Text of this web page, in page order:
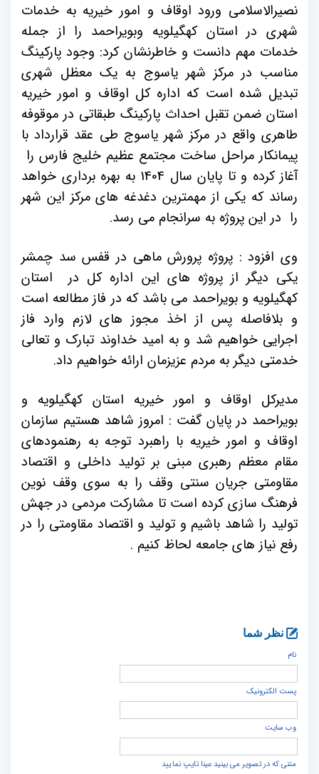
نصیرالاسلامی ورود اوقاف و امور خیریه به خدمات
شهری در استان کهگیلویه وبویراحمد را از جمله
خدمات مهم دانست و خاطرنشان کرد: وجود پارکینگ
مناسب در مرکز شهر یاسوج به یک معظل شهری
تبدیل شده است که اداره کل اوقاف و امور خیریه
استان ضمن تقبل احداث پارکینگ طبقاتی در موقوفه
طاهری واقع در مرکز شهر یاسوج طی عقد قرارداد با
پیمانکار مراحل ساخت مجتمع عظیم خلیج فارس را
آغاز کرده و تا پایان سال 1404 به بهره برداری خواهد
رساند که یکی از مهمترین دغدغه های مرکز این شهر
را در این پروژه به سرانجام می رسد.
وی افزود : پروژه پرورش ماهی در قفس سد چمشر
یکی دیگر از پروژه های این اداره کل در استان
کهگیلویه و بویراحمد می باشد که در فاز مطالعه است
و بلافاصله پس از اخذ مجوز های لازم وارد فاز
اجرایی خواهیم شد و به امید خداوند تبارک و تعالی
خدمتی دیگر به مردم عزیزمان ارائه خواهیم داد.
مدیرکل اوقاف و امور خیریه استان کهگیلویه و
بویراحمد در پایان گفت : امروز شاهد هستیم سازمان
اوقاف و امور خیریه با راهبرد توجه به رهنمودهای
مقام معظم رهبری مبنی بر تولید داخلی و اقتصاد
مقاومتی جریان سنتی وقف را به سوی وقف نوین
فرهنگ سازی کرده است تا مشارکت مردمی در جهش
تولید را شاهد باشیم و تولید و اقتصاد مقاومتی را در
رفع نیاز های جامعه لحاظ کنیم .
نظر شما
نام
پست الكترونيک
وب سایت
متنی که در تصویر می بینید عینا تایپ نمایید